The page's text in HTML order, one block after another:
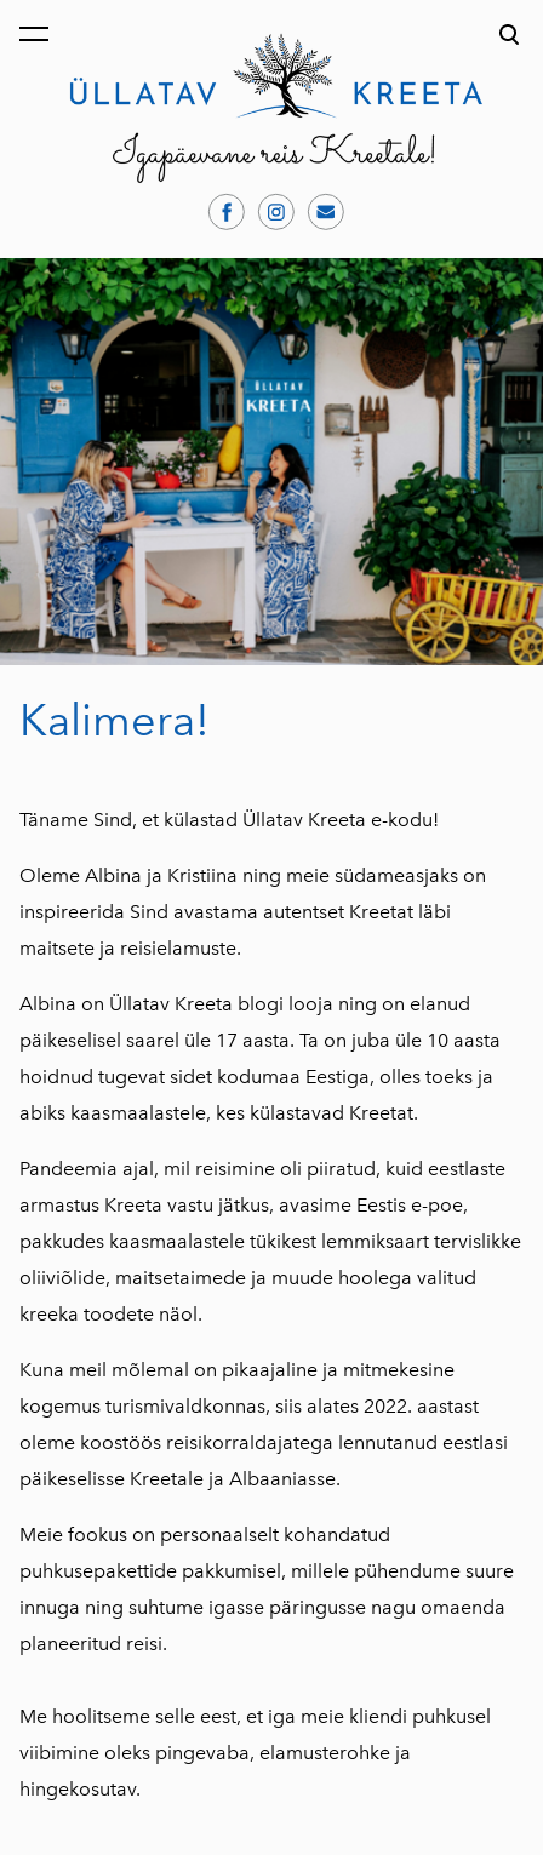
lisati ostukorvi. Vaata ostukorvi
Kalimera!
Täname Sind, et külastad Üllatav Kreeta e-kodu!
Oleme Albina ja Kristiina ning meie südameasjaks on
inspireerida Sind avastama autentset Kreetat läbi
maitsete ja reisielamuste.
Albina on Üllatav Kreeta blogi looja ning on elanud
päikeselisel saarel üle 17 aasta. Ta on juba üle 10 aasta
hoidnud tugevat sidet kodumaa Eestiga, olles toeks ja
abiks kaasmaalastele, kes külastavad Kreetat.
Pandeemia ajal, mil reisimine oli piiratud, kuid eestlaste
armastus Kreeta vastu jätkus, avasime Eestis e-poe,
pakkudes kaasmaalastele tükikest lemmiksaart tervislikke
oliiviõlide, maitsetaimede ja muude hoolega valitud
kreeka toodete näol.
Kuna meil mõlemal on pikaajaline ja mitmekesine
kogemus turismivaldkonnas, siis alates 2022. aastast
oleme koostöös reisikorraldajatega lennutanud eestlasi
päikeselisse Kreetale ja Albaaniasse.
Meie fookus on personaalselt kohandatud
puhkusepakettide pakkumisel, millele pühendume suure
innuga ning suhtume igasse päringusse nagu omaenda
planeeritud reisi.
Me hoolitseme selle eest, et iga meie kliendi puhkusel
viibimine oleks pingevaba, elamusterohke ja
hingekosutav.